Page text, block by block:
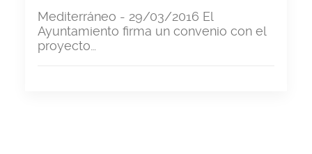
Mediterráneo - 29/03/2016 El
Ayuntamiento firma un convenio con el
proyecto…